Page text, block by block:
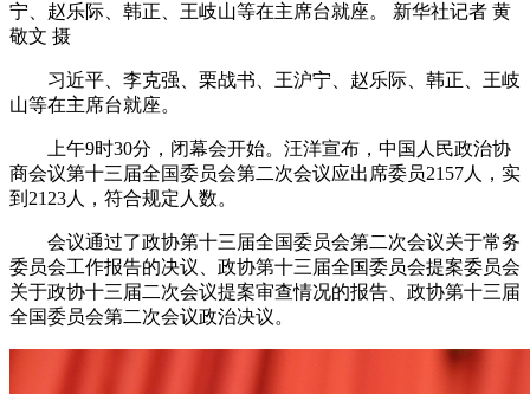
宁、赵乐际、韩正、王岐山等在主席台就座。 新华社记者 黄
敬文 摄
习近平、李克强、栗战书、王沪宁、赵乐际、韩正、王岐
山等在主席台就座。
上午9时30分，闭幕会开始。汪洋宣布，中国人民政治协
商会议第十三届全国委员会第二次会议应出席委员2157人，实
到2123人，符合规定人数。
会议通过了政协第十三届全国委员会第二次会议关于常务
委员会工作报告的决议、政协第十三届全国委员会提案委员会
关于政协十三届二次会议提案审查情况的报告、政协第十三届
全国委员会第二次会议政治决议。